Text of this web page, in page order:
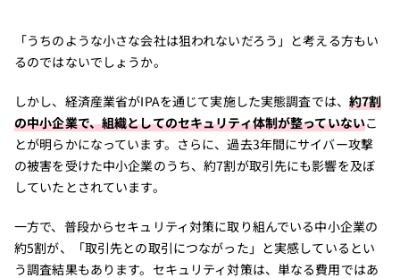
「うちのような小さな会社は狙われないだろう」と考える方もい
るのではないでしょうか。
しかし、経済産業省がIPAを通じて実施した実態調査では、 約7割
の中小企業で、組織としてのセキュリティ体制が整っていないこ
とが明らかになっています。さらに、過去3年間にサイバー攻撃
の被害を受けた中小企業のうち、約7割が取引先にも影響を及ぼ
していたとされています。
一方で、普段からセキュリティ対策に取り組んでいる中小企業の
約5割が、「取引先との取引につながった」と実感しているとい
う調査結果もあります。セキュリティ対策は、単なる費用ではあ